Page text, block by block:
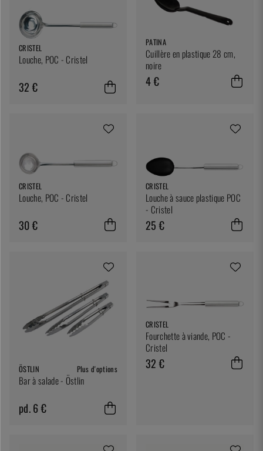
CRISTEL
Louche, POC - Cristel
32 €
PATINA
Cuillère en plastique 28 cm,
noire
4 €
CRISTEL
Louche, POC - Cristel
30 €
CRISTEL
Louche à sauce plastique POC
- Cristel
25 €
ÖSTLIN Plus d'options
Bar à salade - Östlin
pd. 6 €
CRISTEL
Fourchette à viande, POC -
Cristel
32 €